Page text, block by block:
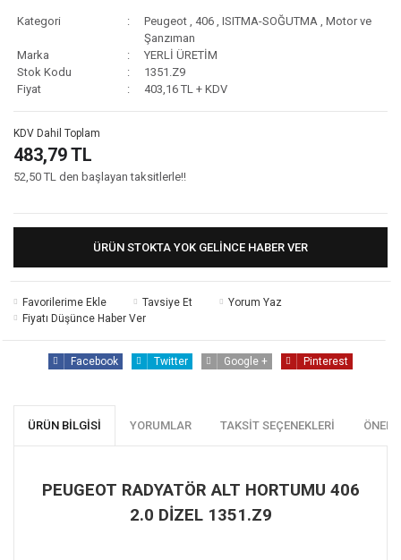
Kategori Peugeot 406 ISITMA-SOĞUTMA
Motor ve
Şanzıman
Marka
YERLİ ÜRETİM
Stok Kodu
1351.Z9
Fiyat
403,16 TL + KDV
KDV Dahil Toplam
483,79 TL
52,50 TL den başlayan taksitlerle!!
ÜRÜN STOKTA YOK GELINCE HABER VER
Tavsiye Et
Yorum Yaz
Fiyatı Düşünce Haber Ver
Facebook Twitter Google + Pinterest
ÜRÜN BILGISI YORUMLAR TAKSIT SEÇENEKLERI
PEUGEOT RADYATÖR ALT HORTUMU 406
2.0 DİZEL 1351.Z9